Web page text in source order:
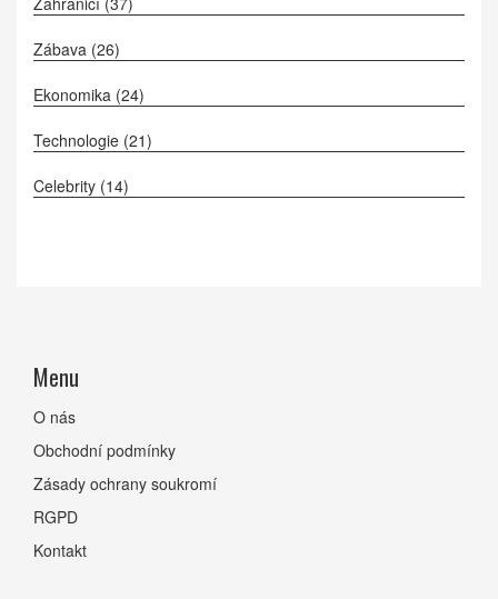
Zábava (26)
Ekonomika (24)
Technologie (21)
Celebrity (14)
Menu
O nás
Obchodní podmínky
Zásady ochrany soukromí
RGPD
Kontakt